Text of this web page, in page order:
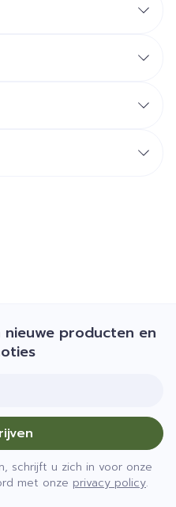
producten en
schrijft u zich in voor onze
met onze privacy policy.